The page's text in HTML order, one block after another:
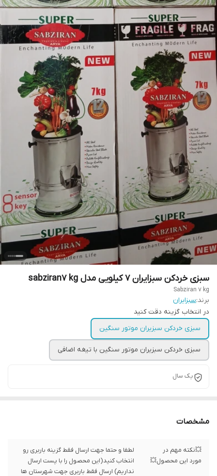
سبزی خردکن سبزایران 7 کیلویی مدل sabziran7 kg
Sabziran 7 kg
برند:سبزایران
در انتخاب گزینه دقت کنید
سبزی خردکن سبزیران موتور سنگین
سبزی خردکن سبزیران موتور سنگین با تیغه اضافی
یک سال
مشخصات
💥نکته مهم در
مورد این محصول💥
لطفا و حتما جهت ارسال فقط گزینه باربری رو
انتخاب کنید(این محصول را با پست ارسال
نداریم) ارسال فقط باربری جهت شهرستان ها